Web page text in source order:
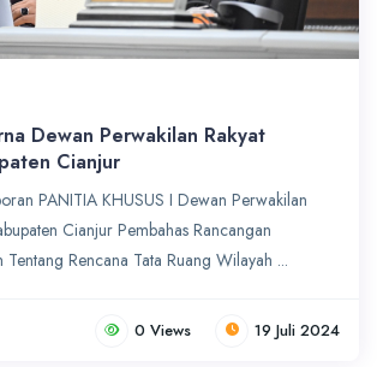
Dewan Perwakilan Rakyat
Cianjur
PANITIA KHUSUS I Dewan Perwakilan
Cianjur Pembahas Rancangan
Rencana Tata Ruang Wilayah ...
0 Views 19 Juli 2024